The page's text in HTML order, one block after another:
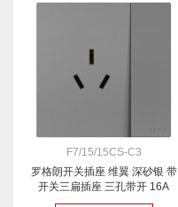
F7/15/15CS-C3
罗格朗开关插座 维翼 深砂银 带
开关三扁插座 三孔带开 16A